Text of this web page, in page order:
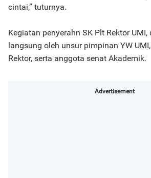
cintai,” tuturnya.
Kegiatan penyerahn SK Plt Rektor
langsung oleh unsur pimpinan YW
Rektor, serta anggota senat Akademik.
Advertisement